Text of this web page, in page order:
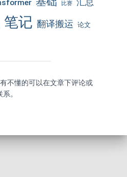
比赛 汇总
笔记 翻译搬运 论文
不懂的可以在文章下评论或
。